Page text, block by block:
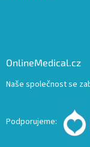
OnlineMedical.cz
Naše společnost se
Podporujeme: